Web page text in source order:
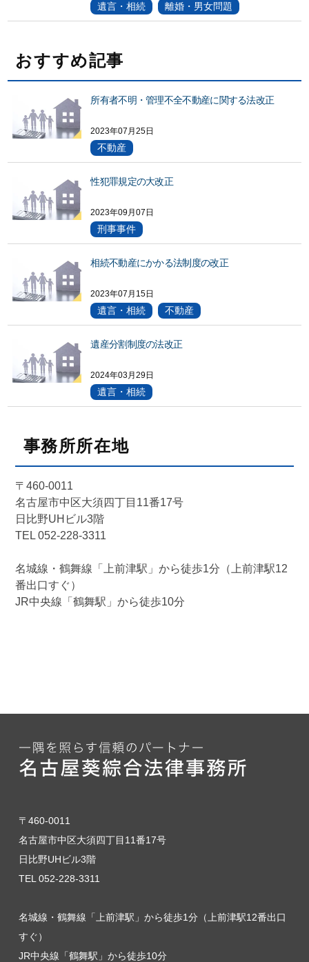
遺言・相続 離婚・男女問題
おすすめ記事
所有者不明・管理不全不動産に関する法改正
2023年07月25日
不動産
性犯罪規定の大改正
2023年09月07日
刑事事件
相続不動産にかかる法制度の改正
2023年07月15日
遺言・相続 不動産
遺産分割制度の法改正
2024年03月29日
遺言・相続
事務所所在地
〒460-0011
名古屋市中区大須四丁目11番17号
日比野UHビル3階
TEL 052-228-3311
名城線・鶴舞線「上前津駅」から徒歩1分（上前津駅12
番出口すぐ）
JR中央線「鶴舞駅」から徒歩10分
〒460-0011
名古屋市中区大須四丁目11番17号
日比野UHビル3階
TEL 052-228-3311
名城線・鶴舞線「上前津駅」から徒歩1分（上前津駅12番出口
すぐ）
JR中央線「鶴舞駅」から徒歩10分